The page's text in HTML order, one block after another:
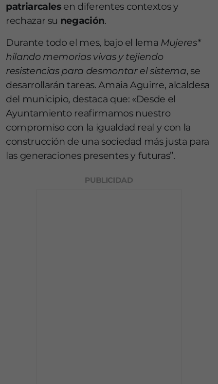
patriarcalesen diferentes contextos y
rechazar su negación.
Durante todo el mes, bajo el lema Mujeres*
hilando memorias vivas y tejiendo
resistencias para desmontar el sistema, se
desarrollarán tareas. Amaia Aguirre, alcaldesa
del municipio, destaca que: «Desde el
Ayuntamiento reafirmamos nuestro
compromiso con la igualdad real y con la
construcción de una sociedad más justa para
las generaciones presentes y futuras”.
PUBLICIDAD